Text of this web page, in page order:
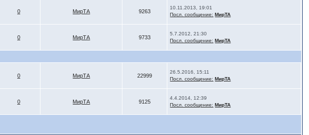
0 МирТА 9263
10.11.2013, 19:01
Посл. сообщение: МирТА
0 МирТА 9733
5.7.2012, 21:30
Посл. сообщение: МирТА
0 МирТА 22999
26.5.2016, 15:11
Посл. сообщение: МирТА
0 МирТА 9125
4.4.2014, 12:39
Посл. сообщение: МирТА